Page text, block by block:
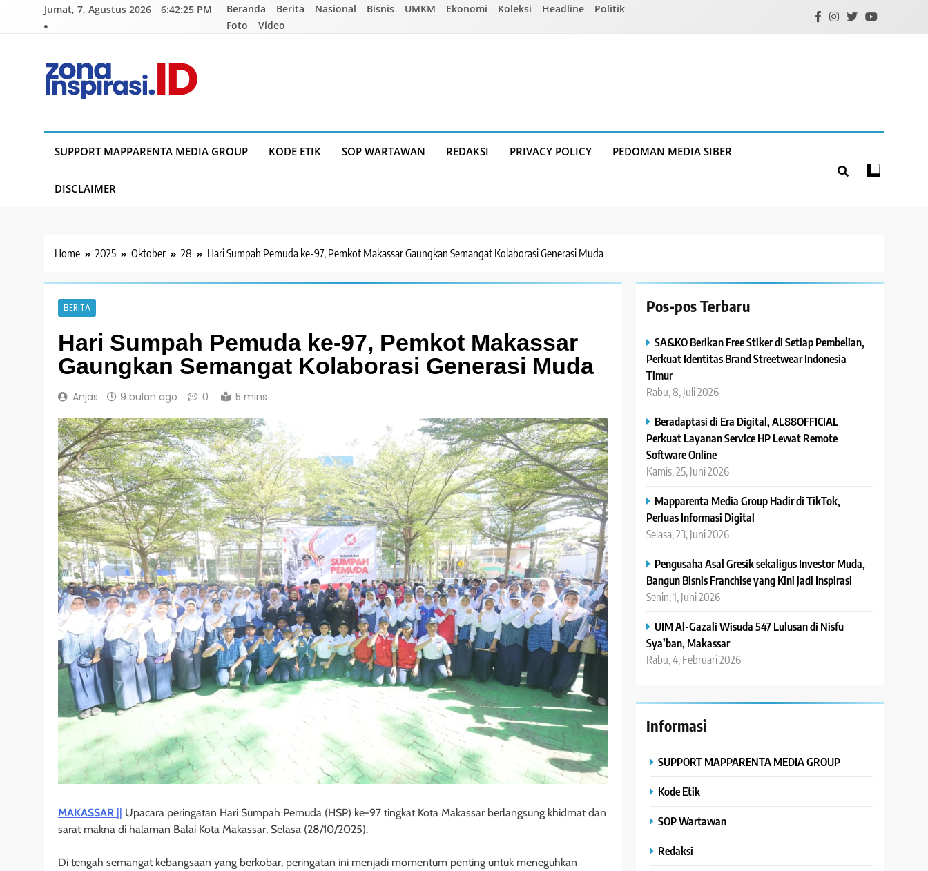
Jumat, 7, Agustus 2026 6:42:26 PM Beranda Berita Nasional Bisnis UMKM Ekonomi Koleksi Headline
Politik
Foto
Video
SUPPORT MAPPARENTA MEDIA GROUP KODE ETIK SOP WARTAWAN REDAKSI PRIVACY POLICY PEDOMAN MEDIA SIBER
DISCLAIMER
Home 2025 Oktober 28 Hari Sumpah Pemuda ke-97, Pemkot Makassar Gaungkan Semangat Kolaborasi Generasi Muda
BERITA
Hari Sumpah Pemuda ke-97, Pemkot Makassar
Gaungkan Semangat Kolaborasi Generasi Muda
Anjas 9 bulan ago 0 5 mins
MAKASSAR || Upacara peringatan Hari Sumpah Pemuda (HSP) ke-97 tingkat Kota Makassar berlangsung khidmat dan
sarat makna di halaman Balai Kota Makassar, Selasa (28/10/2025).
Di tengah semangat kebangsaan yang berkobar, peringatan ini menjadi momentum penting untuk meneguhkan
Pos-pos Terbaru
SA&KO Berikan Free Stiker di Setiap Pembelian,
Perkuat Identitas Brand Streetwear Indonesia
Timur
Rabu, 8, Juli 2026
Beradaptasi di Era Digital, AL88OFFICIAL
Perkuat Layanan Service HP Lewat Remote
Software Online
Kamis, 25, Juni 2026
Mapparenta Media Group Hadir di TikTok,
Perluas Informasi Digital
Selasa, 23, Juni 2026
Pengusaha Asal Gresik sekaligus Investor Muda,
Bangun Bisnis Franchise yang Kini jadi Inspirasi
Senin, 1, Juni 2026
UIM Al-Gazali Wisuda 547 Lulusan di Nisfu
Sya’ban, Makassar
Rabu, 4, Februari 2026
Informasi
SUPPORT MAPPARENTA MEDIA GROUP
Kode Etik
SOP Wartawan
Redaksi